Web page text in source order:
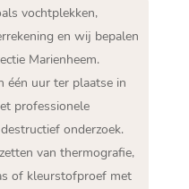
vochtplekken,
en wij bepalen
Marienheem.​
één uur ter plaatse in
professionele
onderzoek.​
van thermografie,
of kleurstofproef met